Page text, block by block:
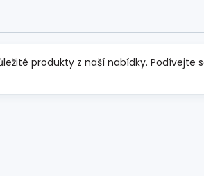
produkty z naší nabídky. Podívejte